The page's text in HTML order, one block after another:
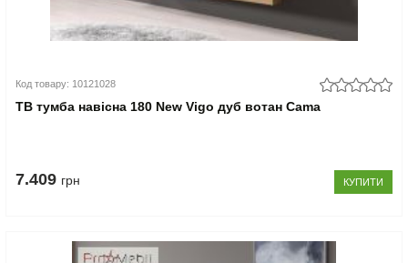
Код товару: 10121028
ТВ тумба навісна 180 New Vigo дуб вотан Cama
7.409 грн КУПИТИ